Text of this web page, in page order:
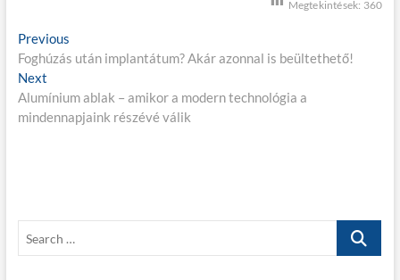
Megtekintések: 360
B
e
j
e
z
é
Previous
r
v
i
t
Foghúzás után implantátum? Akár azonnal is beültethető!
Next
e
x
:
Alumínium ablak – amikor a modern technológia a
mindennapjaink részévé válik